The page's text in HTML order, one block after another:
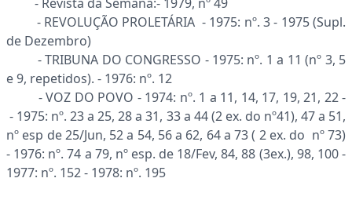
- REVOLUÇÃO PROLETÁRIA - 1975: nº. 3 - 1975 (Supl.
de Dezembro)
- TRIBUNA DO CONGRESSO - 1975: nº. 1 a 11 (nº 3, 5
e 9, repetidos). - 1976: nº. 12
- VOZ DO POVO - 1974: nº. 1 a 11, 14, 17, 19, 21, 22 -
- 1975: nº. 23 a 25, 28 a 31, 33 a 44 (2 ex. do nº41), 47 a 51,
nº esp de 25/Jun, 52 a 54, 56 a 62, 64 a 73 ( 2 ex. do nº 73)
- 1976: nº. 74 a 79, nº esp. de 18/Fev, 84, 88 (3ex.), 98, 100 -
1977: nº. 152 - 1978: nº. 195